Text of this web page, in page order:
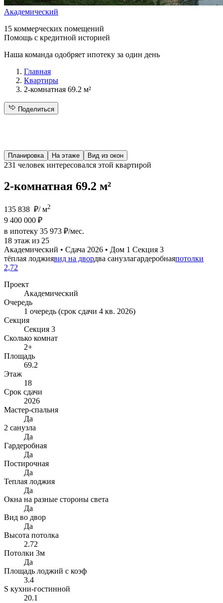
Академический
15 коммерческих помещений
Помощь с кредитной историей
Наша команда одобряет ипотеку за один день
Главная
Квартиры
2-комнатная 69.2 м²
Поделиться
Планировка На этаже Вид из окон
231 человек интересовался этой квартирой
2-комнатная 69.2 м²
135 838 ₽/ м2
9 400 000 ₽
в ипотеку 35 973 ₽/мес.
18 этаж из 25
Академический • Сдача 2026 • Дом 1 Секция 3
тёплая лоджиявид на двордва санузлагардеробнаяпотолки
2,72
Проект
Академический
Очередь
1 очередь (срок сдачи 4 кв. 2026)
Секция
Секция 3
Сколько комнат
2+
Площадь
69.2
Этаж
18
Срок сдачи
2026
Мастер-спальня
Да
2 санузла
Да
Гардеробная
Да
Постирочная
Да
Теплая лоджия
Да
Окна на разные стороны света
Да
Вид во двор
Да
Высота потолка
2.72
Потолки 3м
Да
Площадь лоджий с коэф
3.4
S кухни-гостинной
20.1